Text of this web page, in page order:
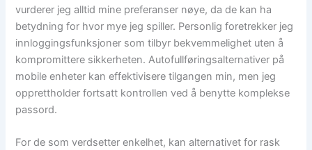
vurderer jeg alltid mine preferanser nøye, da de kan ha
betydning for hvor mye jeg spiller. Personlig foretrekker jeg
innloggingsfunksjoner som tilbyr bekvemmelighet uten å
kompromittere sikkerheten. Autofullføringsalternativer på
mobile enheter kan effektivisere tilgangen min, men jeg
opprettholder fortsatt kontrollen ved å benytte komplekse
passord.
For de som verdsetter enkelhet, kan alternativet for rask